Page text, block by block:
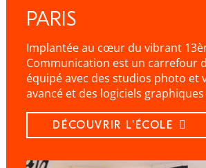
PARIS
Implantée au cœur du vibrant
Communication est un carrefour
équipé avec des studios photo
avancé et des logiciels
DÉCOUVRIR L'ÉCOLE